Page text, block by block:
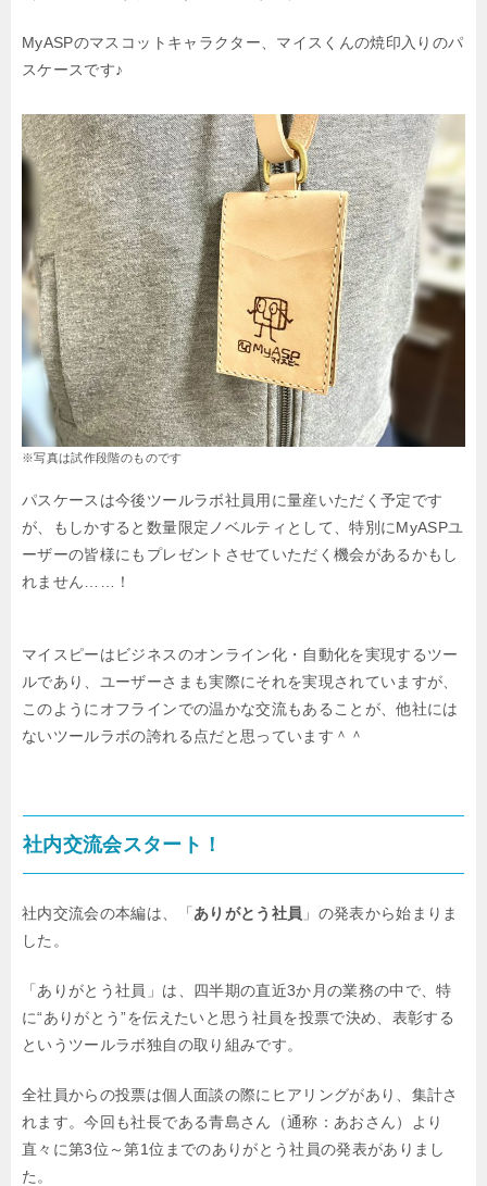
MyASPのマスコットキャラクター、マイスくんの焼印入りのパ
スケースです♪
※写真は試作段階のものです
パスケースは今後ツールラボ社員用に量産いただく予定です
が、
もしかすると数量限定ノベルティとして、特別にMyASPユ
ーザーの皆様にも プレゼントさせていただく機会があるかもし
れません……！
マイスピーはビジネスのオンライン化・自動化を実現するツー
ルであり、 ユーザーさまも実際にそれを実現されていますが、
このようにオフラインでの温かな交流もあることが、他社には
ないツールラボの誇れる点だと思っています＾＾
社内交流会スタート！
社内交流会の本編は、「ありがとう社員 」の発表から始まりま
した。
「ありがとう社員」は、四半期の直近3か月の業務の中で、特
に“ありがとう”を伝えたい と思う社員を投票で決め、表彰する
というツールラボ独自の取り組みです。
全社員からの投票は個人面談の際にヒアリングがあり、集計さ
れます。今回も社長である青島さん（通称：あおさん）より
直々に第3位～第1位までのありがとう社員の発表がありまし
た。